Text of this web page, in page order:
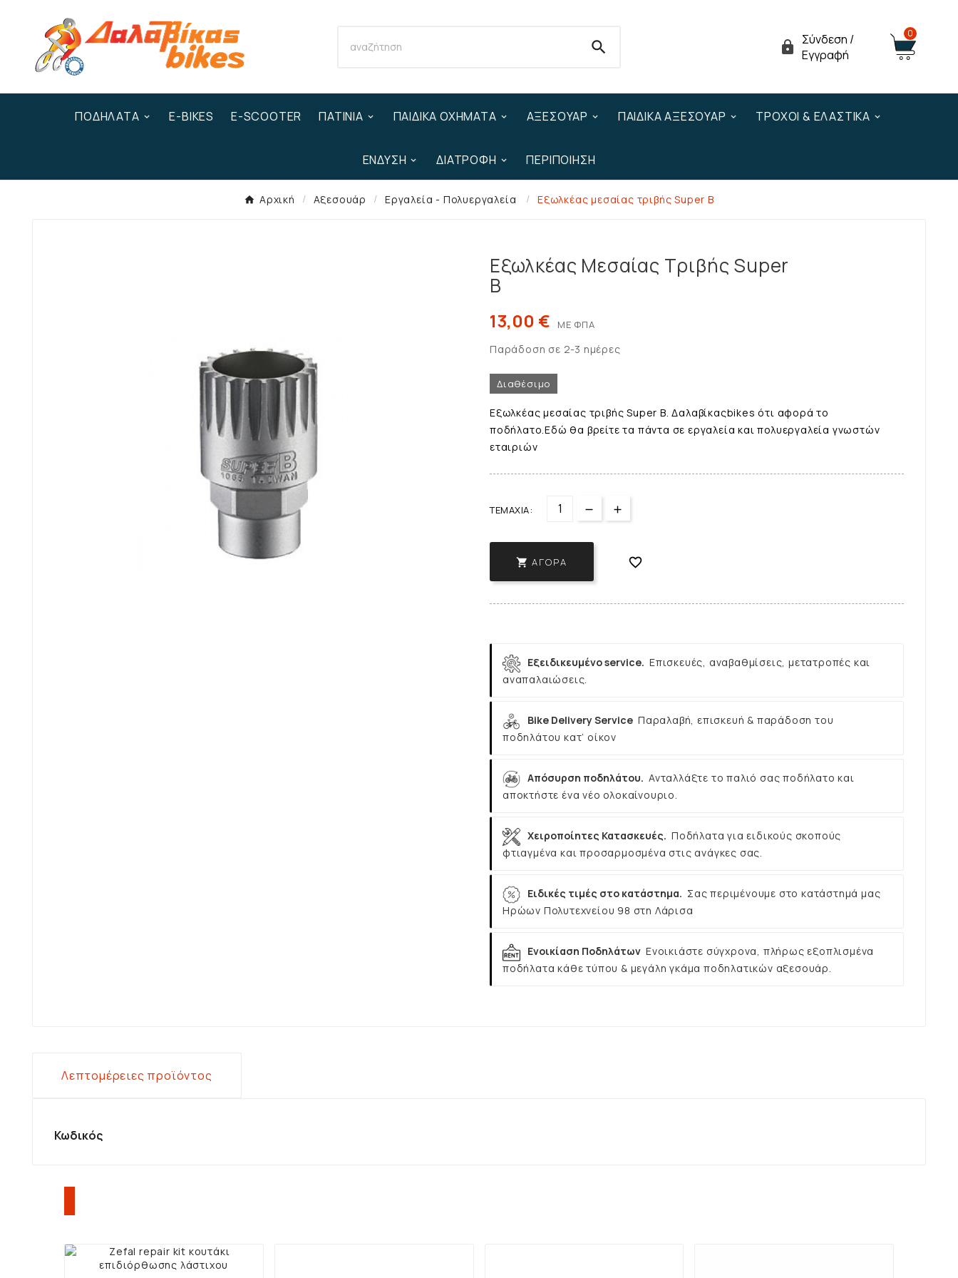
  Σύνδεση /
Εγγραφή
0
ΠΟΔΉΛΑΤΑ E-BIKES E-SCOOTER ΠΑΤΊΝΙΑ ΠΑΙΔΙΚΆ ΟΧΉΜΑΤΑ ΑΞΕΣΟΥΆΡ ΠΑΙΔΙΚΆ ΑΞΕΣΟΥΆΡ ΤΡΟΧΟΊ & ΕΛΑΣΤΙΚΆ
ΈΝΔΥΣΗ ΔΙΑΤΡΟΦΉ ΠΕΡΙΠΟΊΗΣΗ
Αρχική Αξεσουάρ Εργαλεία - Πολυεργαλεία Εξωλκέας μεσαίας τριβής Super B
Εξωλκέας Μεσαίας Τριβής Super
B
13,00 € ΜΕ ΦΠΑ
Παράδοση σε 2-3 ημέρες
Διαθέσιμο
Εξωλκέας μεσαίας τριβής Super B. Δαλαβίκαςbikes ότι αφορά το
ποδήλατο.Εδώ θα βρείτε τα πάντα σε εργαλεία και πολυεργαλεία γνωστών
εταιριών
ΤΕΜΆΧΙΑ:
 ΑΓΟΡΆ 
Εξειδικευμένο service. Επισκευές, αναβαθμίσεις, μετατροπές και
αναπαλαιώσεις.
Bike Delivery Service Παραλαβή, επισκευή & παράδοση του
ποδηλάτου κατ’ οίκον
Απόσυρση ποδηλάτου. Ανταλλάξτε το παλιό σας ποδήλατο και
αποκτήστε ένα νέο ολοκαίνουριο.
Χειροποίητες Κατασκευές. Ποδήλατα για ειδικούς σκοπούς
φτιαγμένα και προσαρμοσμένα στις ανάγκες σας.
Ειδικές τιμές στο κατάστημα. Σας περιμένουμε στο κατάστημά μας
Ηρώων Πολυτεχνείου 98 στη Λάρισα
Ενοικίαση Ποδηλάτων Ενοικιάστε σύγχρονα, πλήρως εξοπλισμένα
ποδήλατα κάθε τύπου & μεγάλη γκάμα ποδηλατικών αξεσουάρ.
Λεπτομέρειες προϊόντος
Κωδικός
 